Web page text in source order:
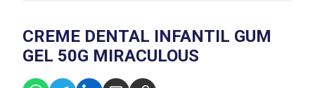
CREME DENTAL INFANTIL GUM
GEL 50G MIRACULOUS